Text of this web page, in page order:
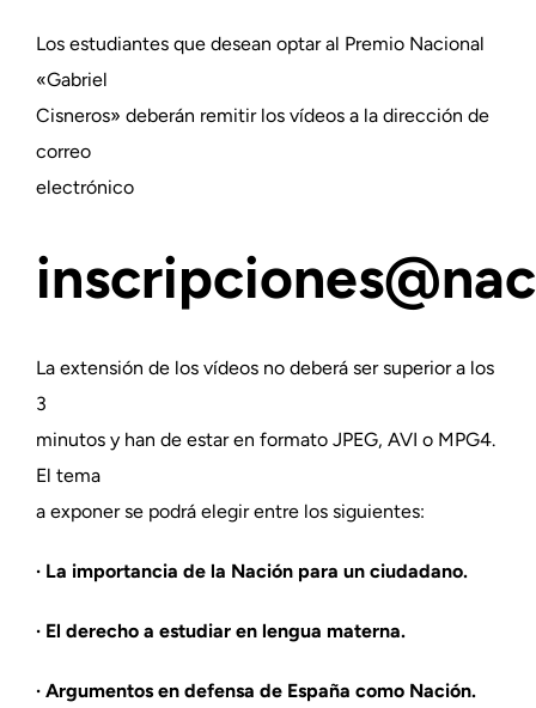
Los estudiantes que desean optar al Premio Nacional
«Gabriel
Cisneros» deberán remitir los vídeos a la dirección de
correo
electrónico
La extensión de los vídeos no deberá ser superior a los
3
minutos y han de estar en formato JPEG, AVI o MPG4.
El tema
a exponer se podrá elegir entre los siguientes:
· La importancia de la Nación para un ciudadano.
· El derecho a estudiar en lengua materna.
· Argumentos en defensa de España como Nación.